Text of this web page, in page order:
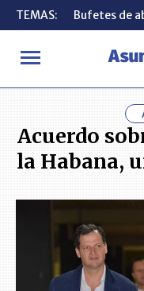
TEMAS: Bufetes de
INICIO ACTUALIDAD
TEMAS: Bufetes de
Acuerdo
la Habana,